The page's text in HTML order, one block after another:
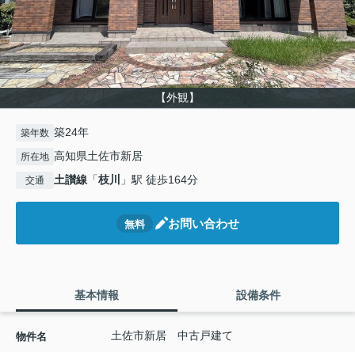
【外観】
築年数 築24年
所在地 高知県土佐市新居
交通 土讃線 「枝川 」駅 徒歩164分
無料 お問い合わせ
基本情報 設備条件
物件名 土佐市新居 中古戸建て